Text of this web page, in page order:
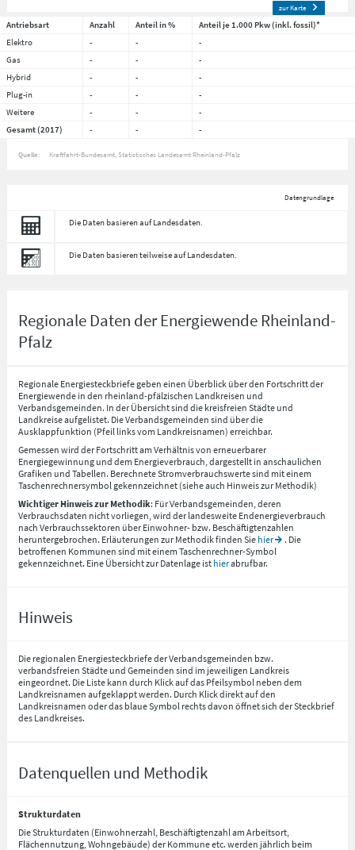
zur Karte
Antriebsart Anzahl Anteil in %
Anteil je 1.000 Pkw (inkl. fossil)*
Elektro
- -
-
Gas
- -
-
Hybrid
- -
-
Plug-in
- -
-
Weitere
- -
-
Gesamt (2017)
- - -
Quelle: Kraftfahrt-Bundesamt, Statistisches Landesamt Rheinland-Pfalz
Datengrundlage
Die Daten basieren auf Landesdaten.
Die Daten basieren teilweise auf Landesdaten.
Regionale Daten der Energiewende Rheinland-
Pfalz
Regionale Energiesteckbriefe geben einen Überblick über den Fortschritt der
Energiewende in den rheinland-pfälzischen Landkreisen und
Verbandsgemeinden. In der Übersicht sind die kreisfreien Städte und
Landkreise aufgelistet. Die Verbandsgemeinden sind über die
Ausklappfunktion (Pfeil links vom Landkreisnamen) erreichbar.
Gemessen wird der Fortschritt am Verhältnis von erneuerbarer
Energiegewinnung und dem Energieverbrauch, dargestellt in anschaulichen
Grafiken und Tabellen. Berechnete Stromverbrauchswerte sind mit einem
Taschenrechnersymbol gekennzeichnet (siehe auch Hinweis zur Methodik)
Wichtiger Hinweis zur Methodik: Für Verbandsgemeinden, deren
Verbrauchsdaten nicht vorliegen, wird der landesweite Endenergieverbrauch
nach Verbrauchssektoren über Einwohner- bzw. Beschäftigtenzahlen
heruntergebrochen. Erläuterungen zur Methodik finden Sie hier
. Die
betroffenen Kommunen sind mit einem Taschenrechner-Symbol
gekennzeichnet. Eine Übersicht zur Datenlage ist hierabrufbar.
Hinweis
Die regionalen Energiesteckbriefe der Verbandsgemeinden bzw.
verbandsfreien Städte und Gemeinden sind im jeweiligen Landkreis
eingeordnet. Die Liste kann durch Klick auf das Pfeilsymbol neben dem
Landkreisnamen aufgeklappt werden. Durch Klick direkt auf den
Landkreisnamen oder das blaue Symbol rechts davon öffnet sich der Steckbrief
des Landkreises.
Datenquellen und Methodik
Strukturdaten
Die Strukturdaten (Einwohnerzahl, Beschäftigtenzahl am Arbeitsort,
Flächennutzung, Wohngebäude) der Kommune etc. werden jährlich beim